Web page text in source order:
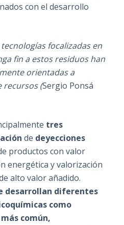
con el desarrollo
focalizadas en
fin a estos residuos han
orientadas a
recursos (Sergio Ponsá
tres
de deyecciones
productos con valor
energética y valorización
alto valor añadido.
desarrollan diferentes
como
común,